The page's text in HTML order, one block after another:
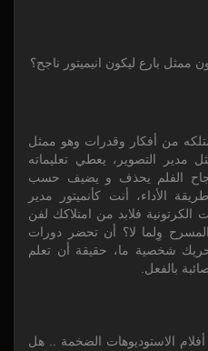
ممثل بارع ليكون انيميتور ناجح؟
من أفكار وقدرات وهو ممثل
مدير التصوير، يعطي تعليماته
الفلم يحذف و يضيف حسب
الأداء، أنت كأنميتور مدير
فلابد من امتلاكك لفن
وِلما لا؟ أن تحضر دورات
شخصية ما، حقيقة أن تعلم
بالفعل.
الاستوديوهات الضخمة .. هل